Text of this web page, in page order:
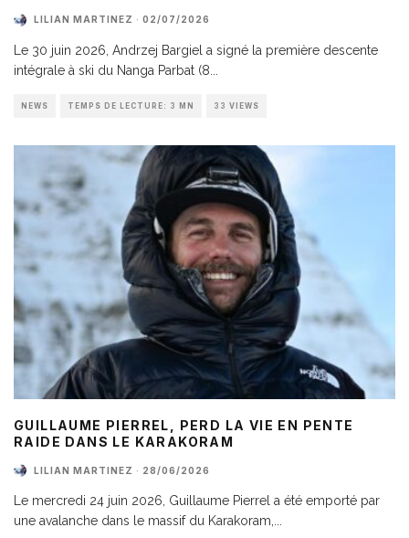
LILIAN MARTINEZ · 02/07/2026
Le 30 juin 2026, Andrzej Bargiel a signé la première descente
intégrale à ski du Nanga Parbat (8
NEWS TEMPS DE LECTURE: 3 MN 33 VIEWS
GUILLAUME PIERREL, PERD LA VIE EN PENTE
RAIDE DANS LE KARAKORAM
LILIAN MARTINEZ · 28/06/2026
Le mercredi 24 juin 2026, Guillaume Pierrel a été emporté par
une avalanche dans le massif du Karakoram,...